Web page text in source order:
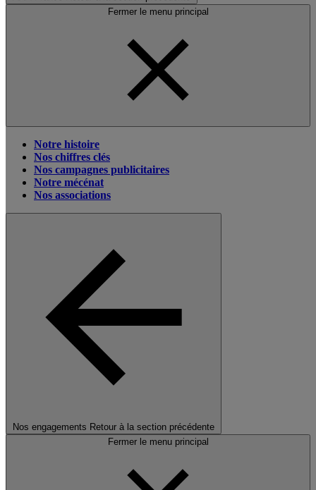
Fermer le menu principal
Notre histoire
Nos chiffres clés
Nos campagnes publicitaires
Notre mécénat
Nos associations
Nos engagements Retour à la section précédente
Fermer le menu principal